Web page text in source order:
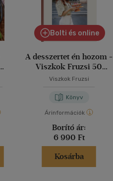
Bolti és online
A desszertet én hozom -
Viszkok Fruzsi 50
receptje
Viszkok Fruzsi
Könyv
Árinformációk
Borító ár:
6 990 Ft
Kosárba